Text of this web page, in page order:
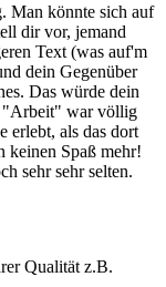
Man könnte sich auf
dir vor, jemand
Text (was auf'm
dein Gegenüber
Das würde dein
"Arbeit" war völlig
erlebt, als das dort
keinen Spaß mehr!
sehr sehr selten.
Qualität z.B.